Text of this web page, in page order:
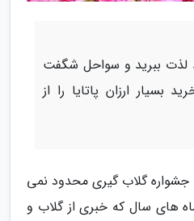
لذت ببرید و سواحل شگفت
بسیار ارزان پاتایا را از
گلاب گیری محدود نمی
های سال که خبری از گلاب و